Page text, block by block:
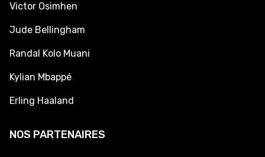
Victor Osimhen
Jude Bellingham
Randal Kolo Muani
Kylian Mbappé
Erling Haaland
NOS PARTENAIRES